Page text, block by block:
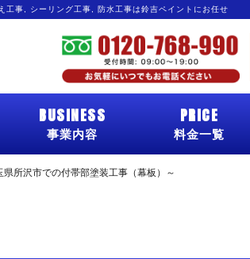
事, シーリング工事, 防水工事は鈴吉ペイントにお任せ
BUSINESS
事業内容
PRICE
料金一覧
県所沢市での付帯部塗装工事（幕板）～